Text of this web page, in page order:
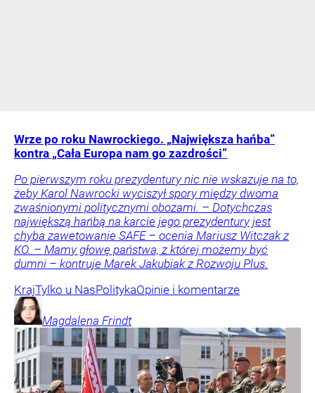
Wrze po roku Nawrockiego. „Największa hańba”
kontra „Cała Europa nam go zazdrości”
Po pierwszym roku prezydentury nic nie wskazuje na to,
żeby Karol Nawrocki wyciszył spory między dwoma
zwaśnionymi politycznymi obozami. – Dotychczas
największą hańbą na karcie jego prezydentury jest
chyba zawetowanie SAFE – ocenia Mariusz Witczak z
KO. – Mamy głowę państwa, z której możemy być
dumni – kontruje Marek Jakubiak z Rozwoju Plus.
KrajTylko u NasPolitykaOpinie i komentarze
Magdalena Frindt